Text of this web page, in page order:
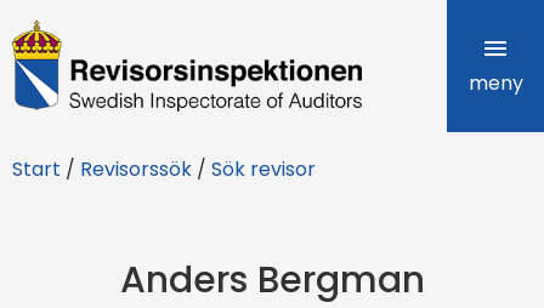
R
e
i
meny
Start / Revisorssök / Sök revisor
Anders Bergman